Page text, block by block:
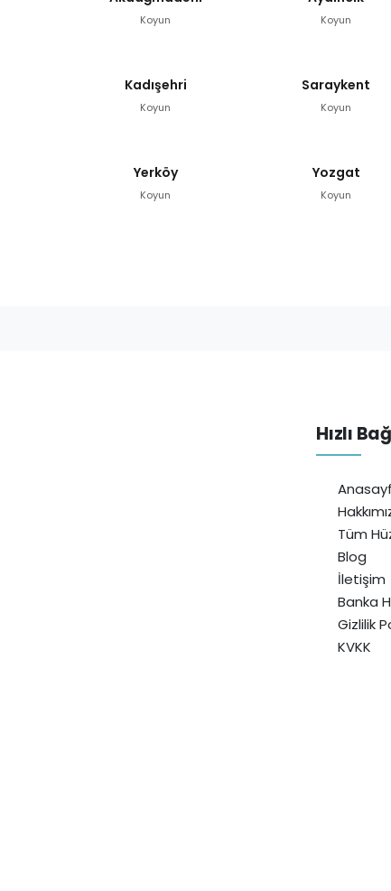
Koyun Koyun
Kadışehri
Koyun
Saraykent
Koyun
Yerköy
Koyun
Yozgat
Koyun
Hızlı
Tüm
Blog
İletişim
Banka
Gizlilik
KVKK